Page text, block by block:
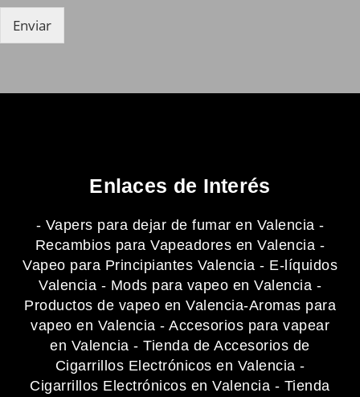
n
s
l
Enviar
Enlaces de Interés
- Vapers para dejar de fumar en Valencia -
Recambios para Vapeadores en Valencia -
Vapeo para Principiantes Valencia - E-líquidos
Valencia - Mods para vapeo en Valencia -
Productos de vapeo en Valencia-Aromas para
vapeo en Valencia - Accesorios para vapear
en Valencia -Tienda de Accesorios de
Cigarrillos Electrónicos en Valencia -
Cigarrillos Electrónicos en Valencia - Tienda